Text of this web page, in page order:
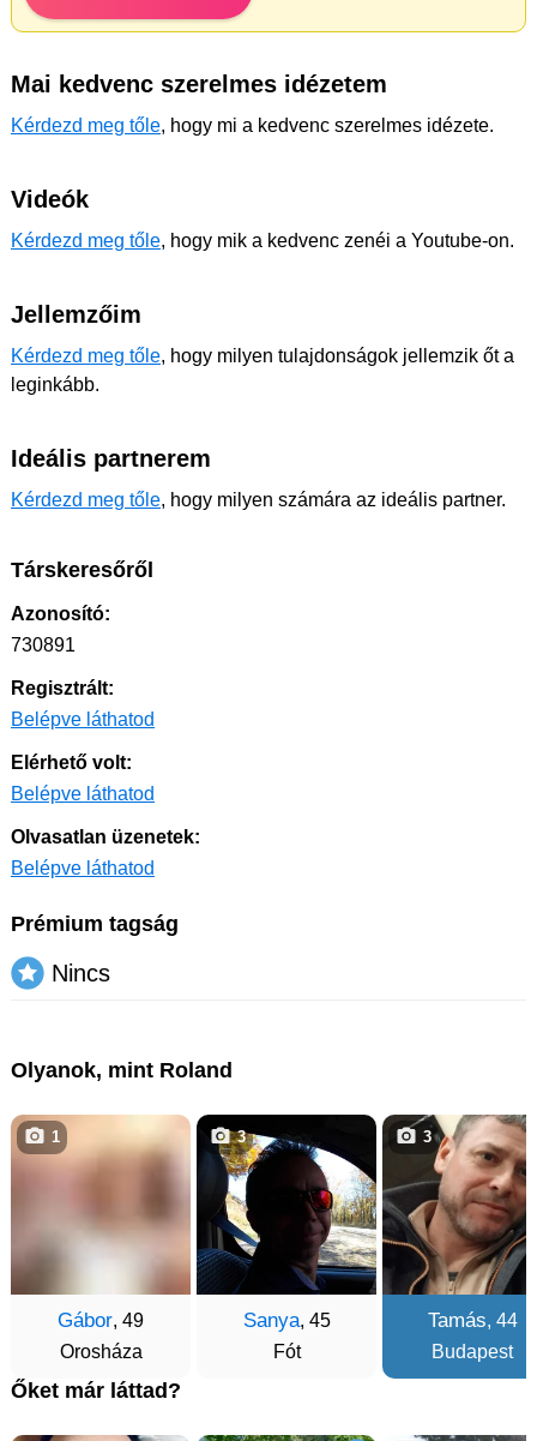
Mai kedvenc szerelmes idézetem
Kérdezd meg tőle, hogy mi a kedvenc szerelmes idézete.
Videók
Kérdezd meg tőle, hogy mik a kedvenc zenéi a Youtube-on.
Jellemzőim
Kérdezd meg tőle, hogy milyen tulajdonságok jellemzik őt a
leginkább.
Ideális partnerem
Kérdezd meg tőle, hogy milyen számára az ideális partner.
Társkeresőről
Azonosító:
730891
Regisztrált:
Belépve láthatod
Elérhető volt:
Belépve láthatod
Olvasatlan üzenetek:
Belépve láthatod
Prémium tagság
Nincs
Olyanok, mint Roland
Gábor, 49
Orosháza
1
Sanya, 45
Fót
3
Tamás, 44
Budapest
3
Őket már láttad?